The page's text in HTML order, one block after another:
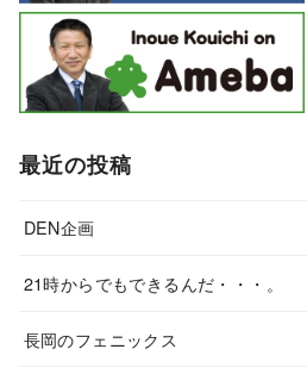
最近の投稿
DEN企画
21時からでもできるんだ・・・。
長岡のフェニックス